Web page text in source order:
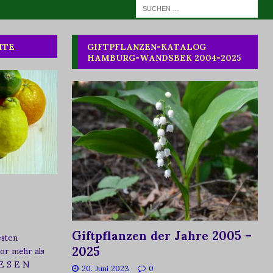
mehr als
S E N
GIFTPFLANZEN-KATALOG
HAMBURG-WANDSBEK 2004-2025
Giftpflanzen der Jahre 2005 –
2025
20. Juni 2023 0